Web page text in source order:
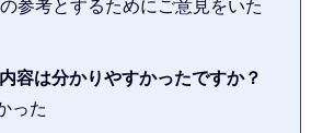
参考とするためにご意見をいた
容は分かりやすかったですか？
った